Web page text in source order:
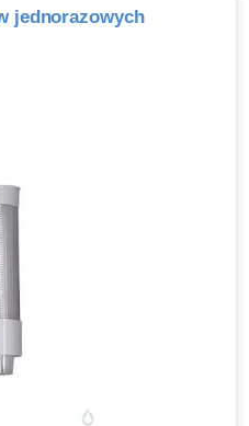
jednorazowych